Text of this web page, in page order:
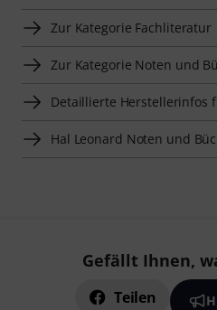
Zur Kategorie Fachliteratur
Zur Kategorie Noten und
Detaillierte Herstellerinfos
Hal Leonard Noten und
Gefällt Ihnen,
Teilen